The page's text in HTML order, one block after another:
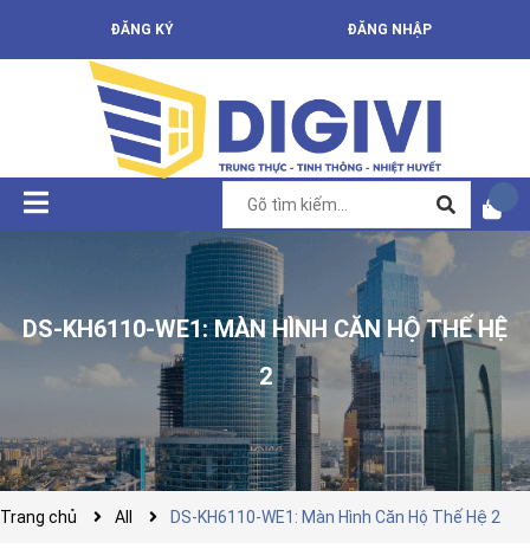
ĐĂNG KÝ ĐĂNG NHẬP
DS-KH6110-WE1: MÀN HÌNH CĂN HỘ THẾ HỆ
2
Trang chủ All DS-KH6110-WE1: Màn Hình Căn Hộ Thế Hệ 2